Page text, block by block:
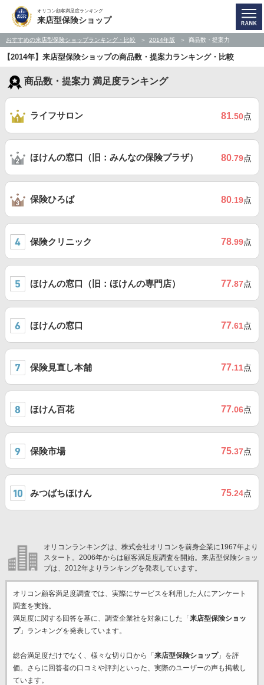
オリコン顧客満足度ランキング
来店型保険ショップ
おすすめの来店型保険ショップランキング・比較 2014年版 商品数・提案力
【2014年】来店型保険ショップの商品数・提案力ランキング・比較
商品数・提案力 満足度ランキング
ライフサロン 81.50点
ほけんの窓口（旧：みんなの保険プラザ） 80.79点
保険ひろば 80.19点
保険クリニック 78.99点
ほけんの窓口（旧：ほけんの専門店） 77.87点
ほけんの窓口 77.61点
保険見直し本舗 77.11点
ほけん百花 77.06点
保険市場 75.37点
みつばちほけん 75.24点
オリコンランキングは、株式会社オリコンを前身企業に1967年より
スタート。2006年からは顧客満足度調査を開始。来店型保険ショッ
プは、2012年よりランキングを発表しています。
オリコン顧客満足度調査では、実際にサービスを利用した 人にアンケート
調査を実施。
満足度に関する回答を基に、調査企業社を対象にした「 来店型保険ショッ
プ」ランキングを発表しています。
総合満足度だけでなく、様々な切り口から「 来店型保険ショップ」を評
価。さらに回答者の口コミや評判といった、実際のユーザーの声も掲載し
ています。